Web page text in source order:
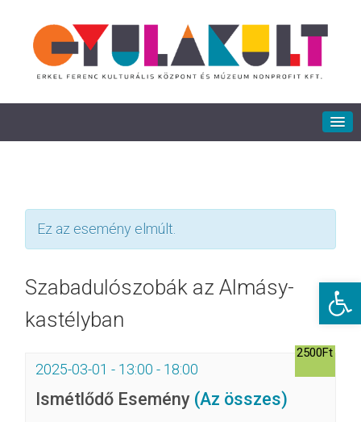
Ez az esemény elmúlt.
Szabadulószobák az Almásy-
kastélyban
2025-03-01 - 13:00 - 18:00
Ismétlődő Esemény (Az összes)
2500Ft